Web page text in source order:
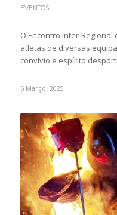
EVENTOS
O Encontro Inter-Regional
atletas de diversas
convívio e espírito
6 Março, 2025